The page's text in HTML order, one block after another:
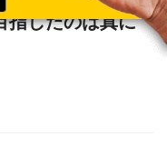
指したのは真に